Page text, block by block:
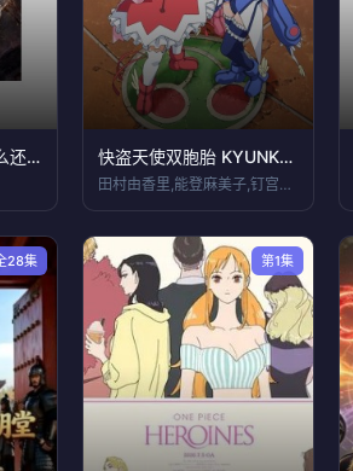
系统提前五年诡异怎么还是动崽？ 快盗天使双胞胎 KYUNKYUN 心跳乐园
田村由香里,能登麻美子,钉宫理惠
28集 第1集